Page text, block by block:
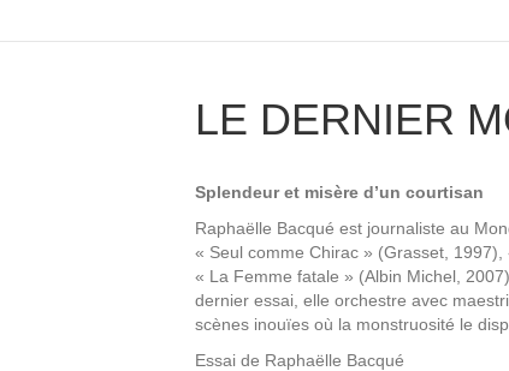
LE DERNIER
Splendeur et misère d’un courtisan
Raphaëlle Bacqué est journaliste au
« Seul comme Chirac » (Grasset,
« La Femme fatale » (Albin Michel,
dernier essai, elle orchestre avec
scènes inouïes où la monstruosité le
Essai de Raphaëlle Bacqué